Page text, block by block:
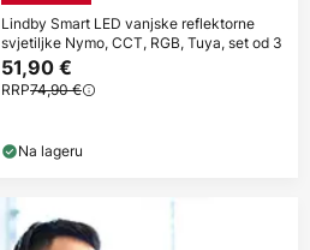
Lindby Smart LED vanjske reflektorne
svjetiljke Nymo, CCT, RGB, Tuya, set od 3
51,90 €
RRP74,90 €
Na lageru